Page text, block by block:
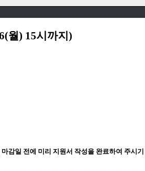
월) 15시까지)
감일 전에 미리 지원서 작성을 완료하여 주시